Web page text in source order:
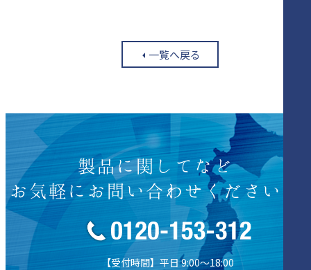
一覧へ戻る
製品に関してなど
お気軽にお問い合わせください！
【受付時間】平日 9:00～18:00